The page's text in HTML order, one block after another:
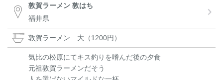
敦賀ラーメン 敦はち
福井県
敦賀ラーメン 大（1200円）
気比の松原にてキス釣りを嗜んだ後の夕食
元祖敦賀ラーメンだそう